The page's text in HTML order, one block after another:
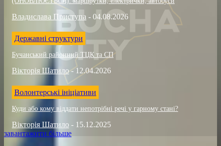
Владислава Приступа - 04.08.2026
Державні структури
Бучанський районний ТЦК та СП
Вікторія Шатило - 12.04.2026
Волонтерські ініціативи
Куди або кому віддати непотрібні речі у гарному стані?
Вікторія Шатило - 15.12.2025
завантажити більше